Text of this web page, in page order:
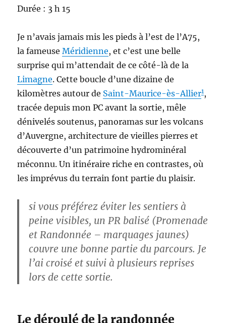
Durée : 3 h 15
Je n’avais jamais mis les pieds à l’est de l’A75,
la fameuseMéridienne, et c’est une belle
surprise qui m’attendait de ce côté-là de la
Limagne. Cette boucle d’une dizaine de
kilomètres autour de Saint-Maurice-ès-Allier1,
tracée depuis mon PC avant la sortie, mêle
dénivelés soutenus, panoramas sur les volcans
d’Auvergne, architecture de vieilles pierres et
découverte d’un patrimoine hydrominéral
méconnu. Un itinéraire riche en contrastes, où
les imprévus du terrain font partie du plaisir.
si vous préférez éviter les sentiers à
peine visibles, un PR balisé (Promenade
et Randonnée – marquages jaunes)
couvre une bonne partie du parcours. Je
l’ai croisé et suivi à plusieurs reprises
lors de cette sortie.
Le déroulé de la randonnée